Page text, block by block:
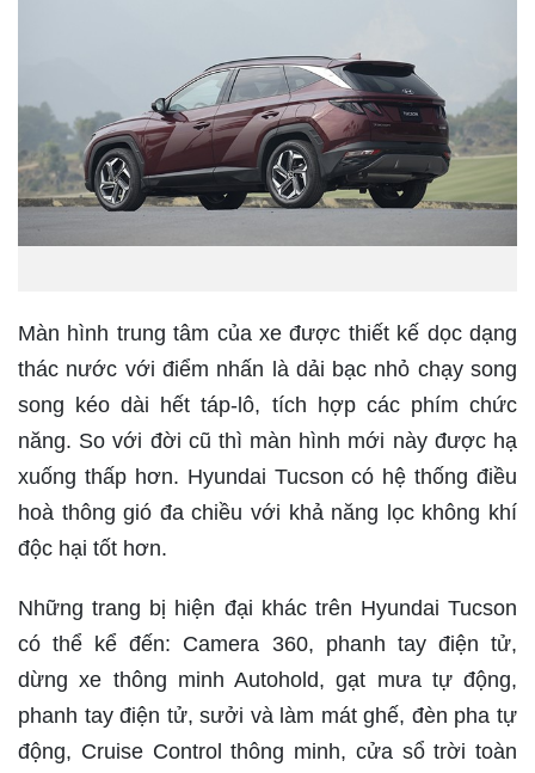
Màn hình trung tâm của xe được thiết kế dọc dạng
thác nước với điểm nhấn là dải bạc nhỏ chạy song
song kéo dài hết táp-lô, tích hợp các phím chức
năng. So với đời cũ thì màn hình mới này được hạ
xuống thấp hơn. Hyundai Tucson có hệ thống điều
hoà thông gió đa chiều với khả năng lọc không khí
độc hại tốt hơn.
Những trang bị hiện đại khác trên Hyundai Tucson
có thể kể đến: Camera 360, phanh tay điện tử,
dừng xe thông minh Autohold, gạt mưa tự động,
phanh tay điện tử, sưởi và làm mát ghế, đèn pha tự
động, Cruise Control thông minh, cửa sổ trời toàn